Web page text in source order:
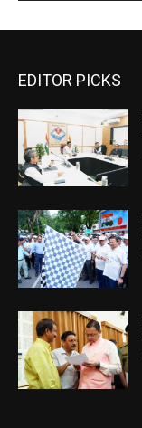
EDITOR PICKS